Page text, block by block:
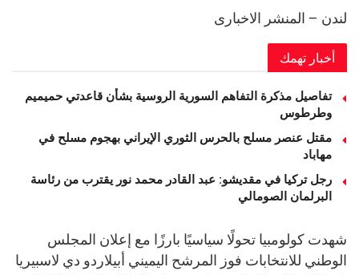
لندن – المنشر الاخبارى
أخبار تهمك
تفاصيل مذكرة التفاهم السورية الروسية بشأن قاعدتي حميميم
وطرطوس
مقتل عنصر مسلح بالحرس الثوري الإيراني بهجوم مسلح في
مهاباد
رجل تركيا في مقديشو: عبد القادر محمد نور يقترب من رئاسة
البرلمان الصومالي
شهدت كولومبيا تحولًا سياسيًا بارزًا مع إعلان المجلس
الوطني للانتخابات فوز المرشح اليميني أبيلاردو دي لاسبيريا